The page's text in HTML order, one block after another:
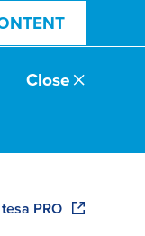
Close
tesa PRO